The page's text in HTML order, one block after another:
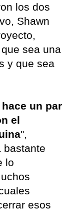
los dos
Shawn
sea una
y que sea
un par
el
",
bastante
lo
esos